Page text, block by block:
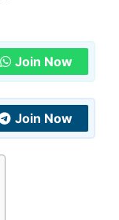
Join Now
Join Now